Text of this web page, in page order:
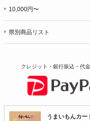
10,000円〜
県別商品リスト
クレジット・銀行振込・代
うまいもんカー